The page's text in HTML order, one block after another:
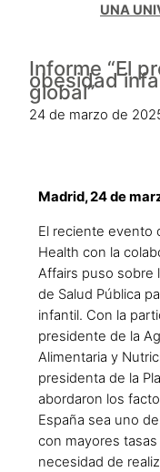
UNA
Informe “El
obesidad
global”
24 de marzo de
Madrid, 24 de
El reciente evento
Health con la
Affairs puso sobre
de Salud Pública
infantil. Con la
presidente de la
Alimentaria y
presidenta de la
abordaron los
España sea uno
con mayores
necesidad de